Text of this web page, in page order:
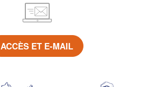
ACCÈS ET E-MAIL